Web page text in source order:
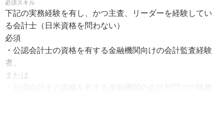
- 経営の意思決定に資する決算データとリンクした戦略
的マネジメントレポート設計
（金融ABC、リース会計含む高度な管理会計システム導
入）
- オンライン決算業務を実現するワークフロー、自動統
制、及びペーパレス化設計
- AIを活用した自動仕訳など自動化設計 他
・通勤費 ：月額上限5万円（新幹線、飛行機使用可）
・在宅手当：月5,000円
【その他詳細】
面談時にお伝えいたします。
必須スキル
下記の実務経験を有し、かつ主査、リーダーを経験してい
る会計士（日米資格を問わない）
必須
・公認会計士の資格を有する金融機関向けの会計監査経験
者。
または